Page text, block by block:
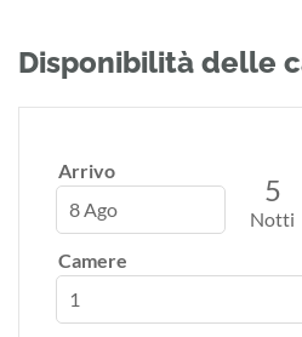
Disponibilità delle
Arrivo
8 Ago
5
Notti
Camere